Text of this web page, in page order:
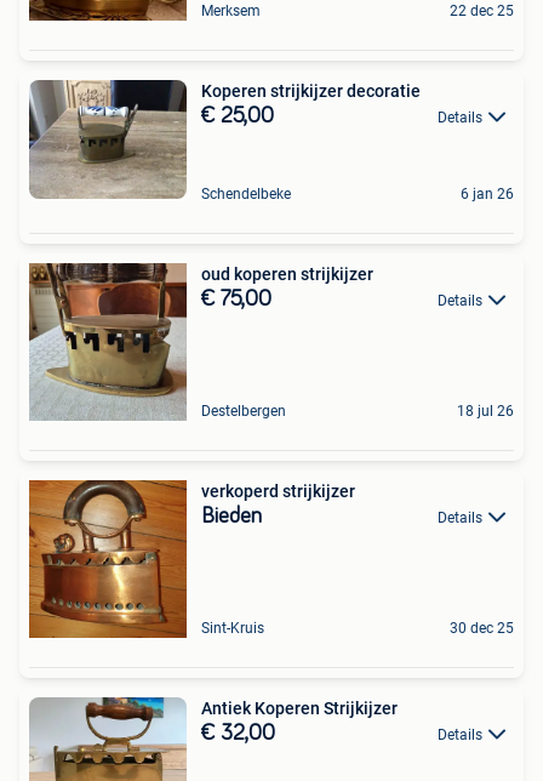
Merksem 22 dec 25
Koperen strijkijzer decoratie
€ 25,00 Details
Schendelbeke 6 jan 26
oud koperen strijkijzer
€ 75,00 Details
Destelbergen 18 jul 26
verkoperd strijkijzer
Bieden Details
Sint-Kruis 30 dec 25
Antiek Koperen Strijkijzer
€ 32,00 Details